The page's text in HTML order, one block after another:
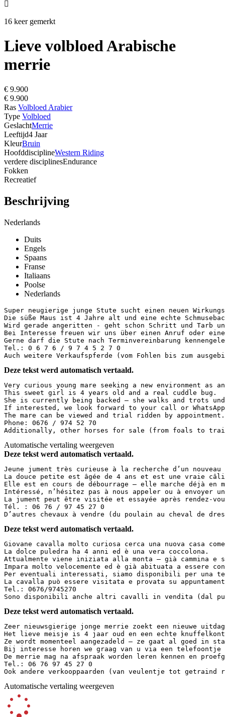

16 keer gemerkt
Lieve volbloed Arabische
merrie
€ 9.900
€ 9.900
Ras Volbloed Arabier
Type Volbloed
GeslachtMerrie
Leeftijd4 Jaar
KleurBruin
HoofddisciplineWestern Riding
verdere disciplinesEndurance
Fokken
Recreatief
Beschrijving
Nederlands
Duits
Engels
Spaans
Franse
Italiaans
Poolse
Nederlands
Super neugierige junge Stute sucht einen neuen
Die süße Maus ist 4 Jahre alt und eine echte
Wird gerade angeritten - geht schon Schritt und Tarb
Bei Interesse freuen wir uns über einen Anruf oder eine
Gerne darf die Stute nach Terminvereinbarung
Tel.: 0 6 7 6 / 9 7 4 5 2 7 0
Auch weitere Verkaufspferde (vom Fohlen bis zum
Deze tekst werd automatisch vertaald.
Very curious young mare seeking a new environment
This sweet girl is 4 years old and a real cuddle bug.
She is currently being backed – she walks and trots
If interested, we look forward to your call or
The mare can be viewed and trial ridden by
Phone: 0676 / 974 52 70
Additionally, other horses for sale (from foals to
Automatische vertaling weergeven
Deze tekst werd automatisch vertaald.
Jeune jument très curieuse à la recherche d’un
La douce petite est âgée de 4 ans et est une vraie
Elle est en cours de débourrage – elle marche déjà
Intéressé, n’hésitez pas à nous appeler ou à envoyer
La jument peut être visitée et essayée après rendez-
Tél. : 06 76 / 97 45 27 0
D’autres chevaux à vendre (du poulain au cheval de
Deze tekst werd automatisch vertaald.
Giovane cavalla molto curiosa cerca una nuova casa
La dolce puledra ha 4 anni ed è una vera coccolona.
Attualmente viene iniziata alla monta – già cammina
Impara molto velocemente ed è già abituata a essere
Per eventuali interessati, siamo disponibili per una
La cavalla può essere visitata e provata su
Tel.: 0676/9745270
Sono disponibili anche altri cavalli in vendita (dal
Deze tekst werd automatisch vertaald.
Zeer nieuwsgierige jonge merrie zoekt een nieuwe
Het lieve meisje is 4 jaar oud en een echte
Ze wordt momenteel aangezadeld – ze gaat al goed
Bij interesse horen we graag van u via een
De merrie mag na afspraak worden leren kennen en
Tel.: 06 76 97 45 27 0
Ook andere verkooppaarden (van veulentje tot
Automatische vertaling weergeven